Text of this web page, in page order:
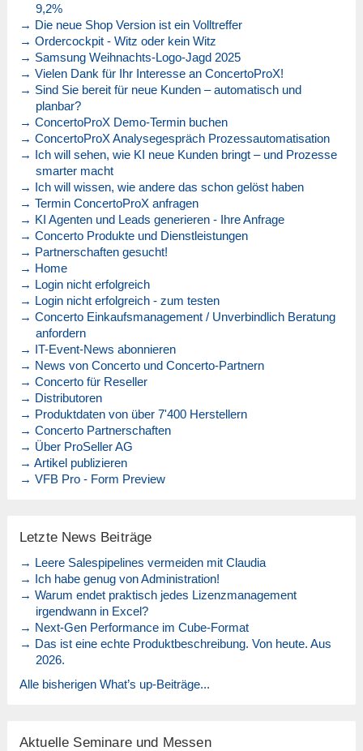
9,2%
→ Die neue Shop Version ist ein Volltreffer
→ Ordercockpit - Witz oder kein Witz
→ Samsung Weihnachts-Logo-Jagd 2025
→ Vielen Dank für Ihr Interesse an ConcertoProX!
→ Sind Sie bereit für neue Kunden – automatisch und
planbar?
→ ConcertoProX Demo-Termin buchen
→ ConcertoProX Analysegespräch Prozessautomatisation
→ Ich will sehen, wie KI neue Kunden bringt – und Prozesse
smarter macht
→ Ich will wissen, wie andere das schon gelöst haben
→ Termin ConcertoProX anfragen
→ KI Agenten und Leads generieren - Ihre Anfrage
→ Concerto Produkte und Dienstleistungen
→ Partnerschaften gesucht!
→ Home
→ Login nicht erfolgreich
→ Login nicht erfolgreich - zum testen
→ Concerto Einkaufsmanagement / Unverbindlich Beratung
anfordern
→ IT-Event-News abonnieren
→ News von Concerto und Concerto-Partnern
→ Concerto für Reseller
→ Distributoren
→ Produktdaten von über 7'400 Herstellern
→ Concerto Partnerschaften
→ Über ProSeller AG
→ Artikel publizieren
→ VFB Pro - Form Preview
Letzte News Beiträge
→ Leere Salespipelines vermeiden mit Claudia
→ Ich habe genug von Administration!
→ Warum endet praktisch jedes Lizenzmanagement
irgendwann in Excel?
→ Next-Gen Performance im Cube-Format
→ Das ist eine echte Produktbeschreibung. Von heute. Aus
2026.
Alle bisherigen What’s up-Beiträge...
Aktuelle Seminare und Messen